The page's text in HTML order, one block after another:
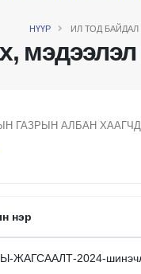
НҮҮР ИЛ ТОД БАЙДАЛ
ГАЗРЫН АЛБАН
нэр
ЖАГСААЛТ-2024-